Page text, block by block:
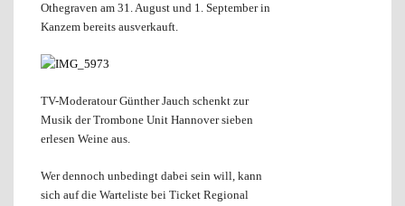
Othegraven am 31. August und 1. September in
Kanzem bereits ausverkauft.
TV-Moderatour Günther Jauch schenkt zur
Musik der Trombone Unit Hannover sieben
erlesen Weine aus.
Wer dennoch unbedingt dabei sein will, kann
sich auf die Warteliste bei Ticket Regional